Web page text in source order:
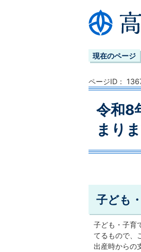
現在のページ
ページID：
令和8
まり
子ども
子ども・子育
てるもので、
出産時からの